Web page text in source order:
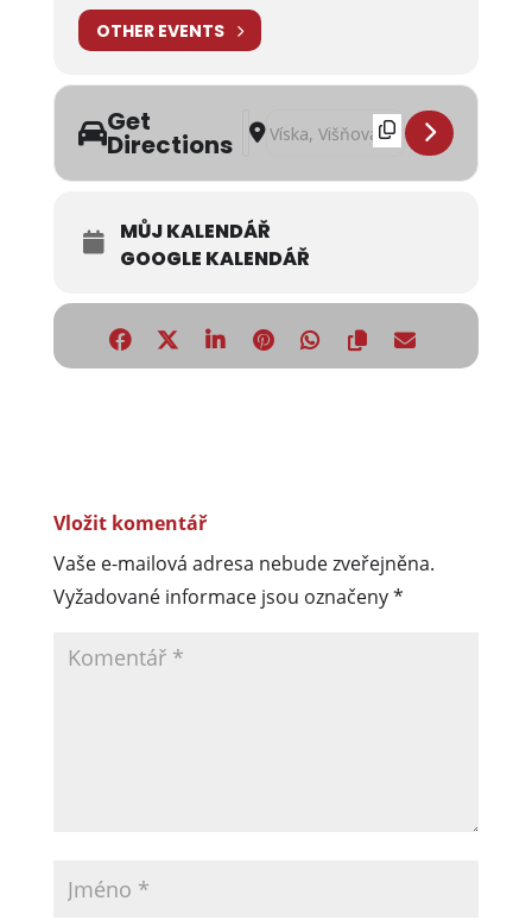
OTHER EVENTS
Get
Directions
Address - Pouť ve Vísce []
Destination Address - Pouť ve
MŮJ KALENDÁŘ
GOOGLE KALENDÁŘ
Vložit komentář
Vaše e-mailová adresa nebude zveřejněna.
Vyžadované informace jsou označeny*